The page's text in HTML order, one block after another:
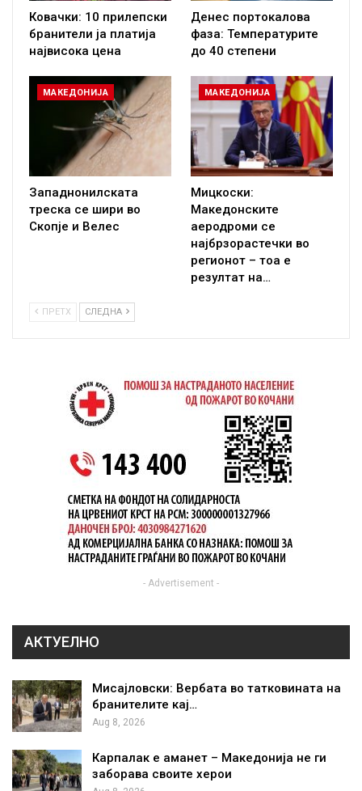
Ковачки: 10 прилепски
бранители ја платија
највисока цена
Денес портокалова
фаза: Температурите
до 40 степени
МАКЕДОНИЈА
Западнонилската
треска се шири во
Скопје и Велес
МАКЕДОНИЈА
Мицкоски:
Македонските
аеродроми се
најбрзорастечки во
регионот – тоа е
резултат на…
ПРЕТХ СЛЕДНА
- Advertisement -
АКТУЕЛНО
Мисајловски: Вербата во татковината на
бранителите кај…
Aug 8, 2026
Карпалак е аманет – Македонија не ги
заборава своите херои